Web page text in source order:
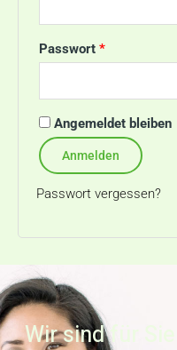
Passwort *
Angemeldet bleiben
Anmelden
Passwort vergessen?
Wir sind für